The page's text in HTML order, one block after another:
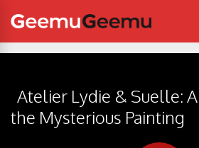
Atelier Lydie & Suelle:
the Mysterious Painting